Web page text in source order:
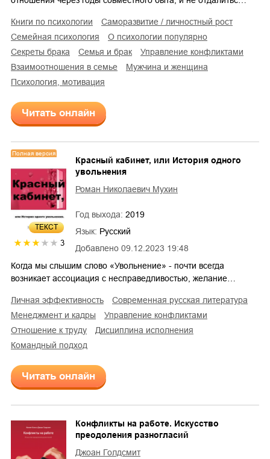
книги по психологии
саморазвитие / личностный рост
семейная психология
о психологии популярно
секреты брака
семья и брак
управление конфликтами
взаимоотношения в семье
мужчина и женщина
психология, мотивация
Читать онлайн
ТЕКСТ
Полная версия
3
Добавлено 09.12.2023 19:48
Красный кабинет, или История одного
увольнения
Роман Николаевич Мухин
Год выхода: 2019
Язык: Русский
Когда мы слышим слово «Увольнение» - почти всегда
возникает ассоциация с несправедливостью, желание…
личная эффективность
современная русская литература
менеджмент и кадры
управление конфликтами
отношение к труду
дисциплина исполнения
командный подход
Читать онлайн
Конфликты на работе. Искусство
преодоления разногласий
Джоан Голдсмит